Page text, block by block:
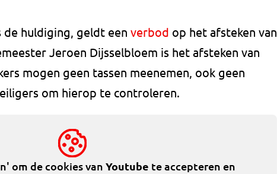
huldiging, geldt een verbod op het afsteken van
Jeroen Dijsselbloem is het afsteken van
mogen geen tassen meenemen, ook geen
om hierop te controleren.
om de cookies van Youtube te accepteren en